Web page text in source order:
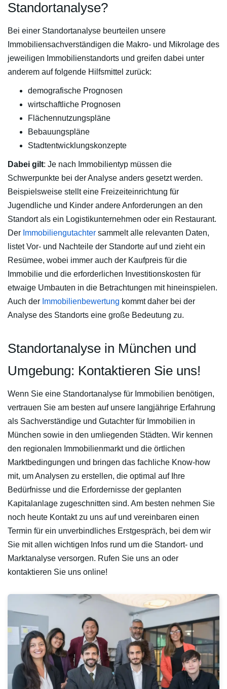
Standortanalyse?
Bei einer Standortanalyse beurteilen unsere
Immobiliensachverständigen die Makro- und Mikrolage des
jeweiligen Immobilienstandorts und greifen dabei unter
anderem auf folgende Hilfsmittel zurück:
demografische Prognosen
wirtschaftliche Prognosen
Flächennutzungspläne
Bebauungspläne
Stadtentwicklungskonzepte
Dabei gilt: Je nach Immobilientyp müssen die
Schwerpunkte bei der Analyse anders gesetzt werden.
Beispielsweise stellt eine Freizeiteinrichtung für
Jugendliche und Kinder andere Anforderungen an den
Standort als ein Logistikunternehmen oder ein Restaurant.
Der Immobiliengutachter sammelt alle relevanten Daten,
listet Vor- und Nachteile der Standorte auf und zieht ein
Resümee, wobei immer auch der Kaufpreis für die
Immobilie und die erforderlichen Investitionskosten für
etwaige Umbauten in die Betrachtungen mit hineinspielen.
Auch der Immobilienbewertung kommt daher bei der
Analyse des Standorts eine große Bedeutung zu.
Standortanalyse in München und
Umgebung: Kontaktieren Sie uns!
Wenn Sie eine Standortanalyse für Immobilien benötigen,
vertrauen Sie am besten auf unsere langjährige Erfahrung
als Sachverständige und Gutachter für Immobilien in
München sowie in den umliegenden Städten. Wir kennen
den regionalen Immobilienmarkt und die örtlichen
Marktbedingungen und bringen das fachliche Know-how
mit, um Analysen zu erstellen, die optimal auf Ihre
Bedürfnisse und die Erfordernisse der geplanten
Kapitalanlage zugeschnitten sind. Am besten nehmen Sie
noch heute Kontakt zu uns auf und vereinbaren einen
Termin für ein unverbindliches Erstgespräch, bei dem wir
Sie mit allen wichtigen Infos rund um die Standort- und
Marktanalyse versorgen. Rufen Sie uns an oder
kontaktieren Sie uns online!